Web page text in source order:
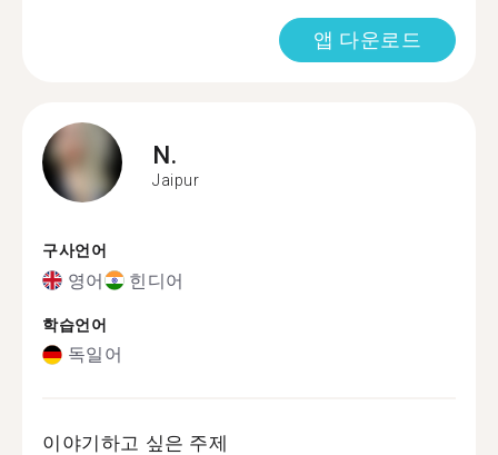
앱 다운로드
N.
Jaipur
구사언어
영어 힌디어
학습언어
독일어
이야기하고 싶은 주제